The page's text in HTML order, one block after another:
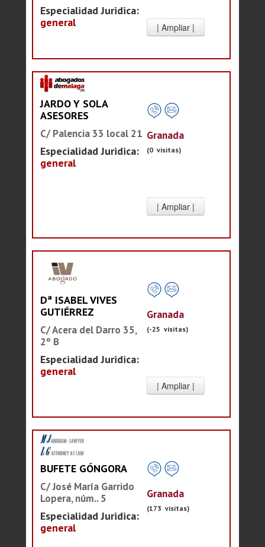
Especialidad Juridica:
general
JARDO Y SOLA
ASESORES
C/ Palencia 33 local 21
Especialidad Juridica:
general
Granada
(0 visitas)
Dª ISABEL VIVES
GUTIÉRREZ
C/ Acera del Darro 35,
2º B
Especialidad Juridica:
general
Granada
(-25 visitas)
BUFETE GÓNGORA
C/ José María Garrido
Lopera, núm.. 5
Especialidad Juridica:
general
Granada
(173 visitas)